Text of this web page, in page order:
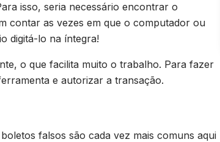
isso, seria necessário encontrar o
contar as vezes em que o computador ou
digitá-lo na íntegra!
o que facilita muito o trabalho. Para fazer
e autorizar a transação.
falsos são cada vez mais comuns aqui